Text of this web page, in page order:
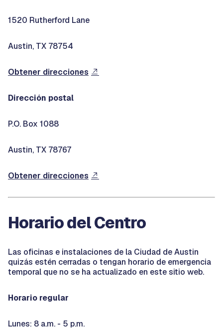
1520 Rutherford Lane
Austin, TX 78754
Obtener direcciones
Dirección postal
P.O. Box 1088
Austin, TX 78767
Obtener direcciones
Horario del Centro
Las oficinas e instalaciones de la Ciudad de Austin
quizás estén cerradas o tengan horario de emergencia
temporal que no se ha actualizado en este sitio web.
Horario regular
Lunes: 8 a.m. - 5 p.m.